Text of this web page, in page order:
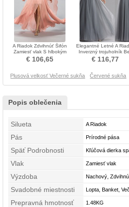
A Riadok Zdvihnúť Šifón
Zamiesť vlak S hlbokým
výstrihom Večerné šaty
€ 106,65
Elegantné Letné A
Inverzný trojuholník
rukávov Večerné šaty
€ 116,77
Plusová velkosť Večerné sukňa Červené sukňa
Popis oblečenia
Silueta A Riadok
Pás Prírodné pása
Späť Podrobnosti Kľúčová dierka
Vlak Zamiesť vlak
Výzdoba Nachový,
Svadobné miestnosti Lopta, Banket,
Prepravná hmotnosť 1.48KG